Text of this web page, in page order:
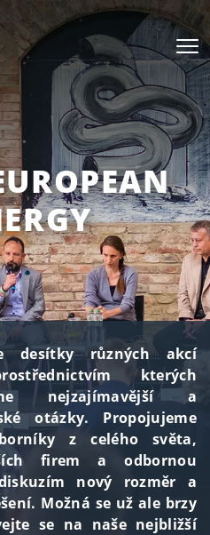
desítky různých akcí
kterých
nejzajímavější a
otázky. Propojujeme
z celého světa,
firem a odbornou
nový rozměr a
Možná se už ale brzy
se na naše nejbližší